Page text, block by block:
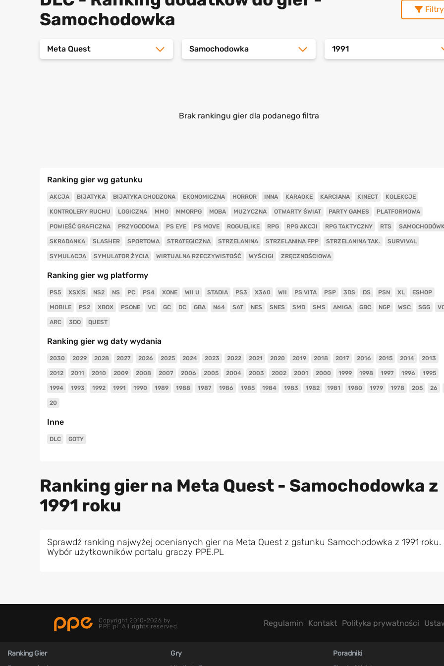
Samochodowka
Filtry
Meta Quest Samochodowka 1991
Brak rankingu gier dla podanego filtra
Ranking gier wg gatunku
AKCJA BIJATYKA BIJATYKA CHODZONA EKONOMICZNA HORROR INNA KARAOKE KARCIANA KINECT KOLEKCJE
KONTROLERY RUCHU LOGICZNA MMO MMORPG MOBA MUZYCZNA OTWARTY ŚWIAT PARTY GAMES PLATFORMOWA
POWIEŚĆ GRAFICZNA PRZYGODOWA PS EYE PS MOVE ROGUELIKE RPG RPG AKCJI RPG TAKTYCZNY RTS
SKRADANKA SLASHER SPORTOWA STRATEGICZNA STRZELANINA STRZELANINA FPP STRZELANINA TAK. SURVIVAL
SYMULACJA SYMULATOR ŻYCIA WIRTUALNA RZECZYWISTOŚĆ WYŚCIGI ZRĘCZNOŚCIOWA
Ranking gier wg platformy
PS5 XSX|S NS2 NS PC PS4 XONE WII U STADIA PS3 X360 WII PS VITA PSP 3DS DS PSN XL ESHOP
MOBILE PS2 XBOX PSONE VC GC DC GBA N64 SAT NES SNES SMD SMS AMIGA GBC NGP WSC SGG
ARC 3DO QUEST
Ranking gier wg daty wydania
2030 2029 2028 2027 2026 2025 2024 2023 2022 2021 2020 2019 2018 2017 2016 2015 2014 2013
2012 2011 2010 2009 2008 2007 2006 2005 2004 2003 2002 2001 2000 1999 1998 1997 1996 1995
1994 1993 1992 1991 1990 1989 1988 1987 1986 1985 1984 1983 1982 1981 1980 1979 1978 205 26
20
Inne
DLC GOTY
Ranking gier na Meta Quest - Samochodowka z
1991 roku
Sprawdź ranking najwyżej ocenianych gier na Meta Quest z gatunku Samochodowka z 1991 roku.
Wybór użytkowników portalu graczy PPE.PL
Copyright 2010-2026 by
PPE.pl. All rights reserved.
Regulamin Kontakt Polityka prywatności
Ranking Gier Gry Poradniki